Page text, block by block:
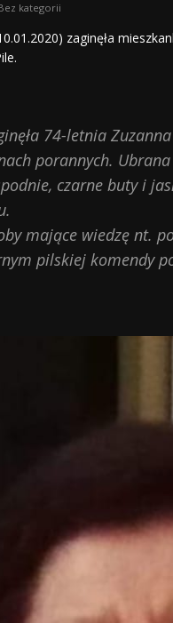
kategorii
zaginęła
74-letnia
porannych.
czarne buty i
mające wiedzę nt.
pilskiej komendy